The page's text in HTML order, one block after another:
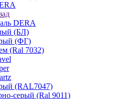
DERA
(БЛ)
(ФГ)
(Ral 7032)
(RAL7047)
серый (Ral 9011)